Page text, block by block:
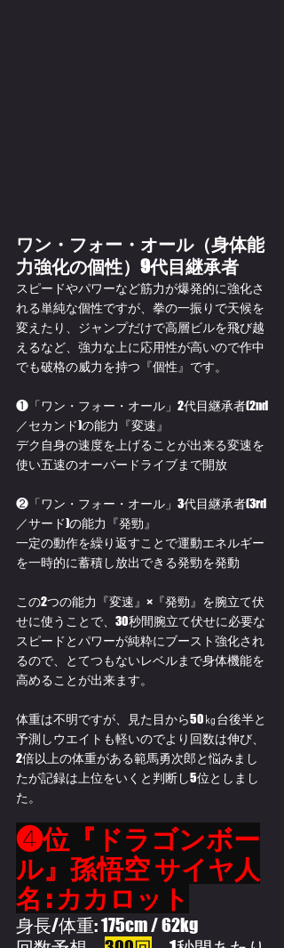
ワン・フォー・オール（身体能
力強化の個性）9代目継承者
スピードやパワーなど筋力が爆発的に強化さ
れる単純な個性ですが、拳の一振りで天候を
変えたり、ジャンプだけで高層ビルを飛び越
えるなど、強力な上に応用性が高いので作中
でも破格の威力を持つ『個性』です。
❶「ワン・フォー・オール」2代目継承者(2nd
／セカンド)の能力『変速』
デク自身の速度を上げることが出来る変速を
使い五速のオーバードライブまで開放
❷「ワン・フォー・オール」3代目継承者(3rd
／サード)の能力『発勁』
一定の動作を繰り返すことで運動エネルギー
を一時的に蓄積し放出できる発勁を発動
この2つの能力『変速』×『発勁』を腕立て伏
せに使うことで、30秒間腕立て伏せに必要な
スピードとパワーが純粋にブースト強化され
るので、とてつもないレベルまで身体機能を
高めることが出来ます。
体重は不明ですが、見た目から50㎏台後半と
予測しウエイトも軽いのでより回数は伸び、
2倍以上の体重がある範馬勇次郎と悩みまし
たが記録は上位をいくと判断し5位としまし
た。
❹位『ドラゴンボー
ル』孫悟空 サイヤ人
名 : カカロット
身長/体重: 175cm / 62kg